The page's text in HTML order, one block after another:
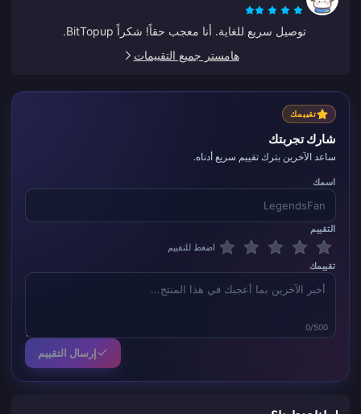
توصيل سريع للغاية. أنا معجب حقاً! شكراً BitTopup.
هامستر جميع التقييمات
تقييمك
شارك تجربتك
ساعد الآخرين بترك تقييم سريع أدناه.
اسمك
التقييم
اضغط للتقييم
تقييمك
0/500
إرسال التقييم